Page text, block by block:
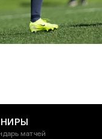
Коноплёва
матчей